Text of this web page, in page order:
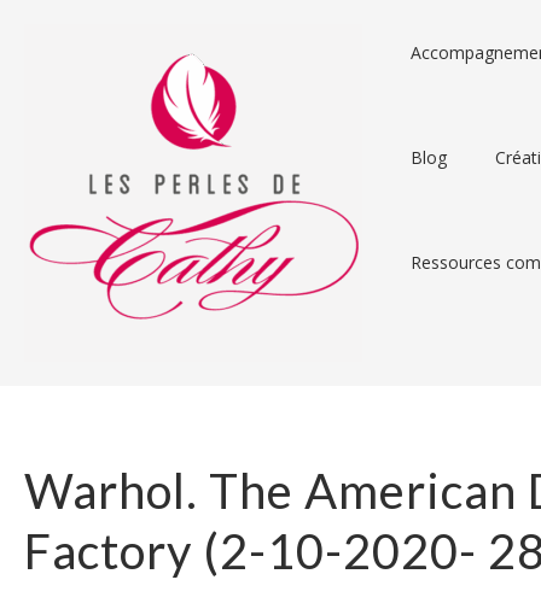
Blog
Ressources
Warhol. The American
Factory (2-10-2020-